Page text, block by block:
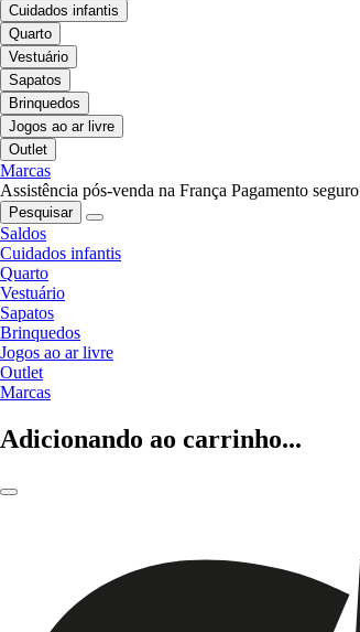
Cuidados infantis
Quarto
Vestuário
Sapatos
Brinquedos
Jogos ao ar livre
Outlet
Marcas
Assistência pós-venda na França Pagamento seguro
Pesquisar
Saldos
Cuidados infantis
Quarto
Vestuário
Sapatos
Brinquedos
Jogos ao ar livre
Outlet
Marcas
Adicionando ao carrinho...